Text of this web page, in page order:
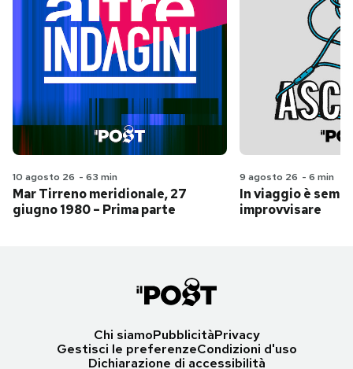
10 agosto 26 - 63 min
Mar Tirreno meridionale, 27
giugno 1980 – Prima parte
9 agosto 26 - 6 min
In viaggio è
improvvisare
Chi siamoPubblicitàPrivacy
Gestisci le preferenzeCondizioni d'uso
Dichiarazione di accessibilità